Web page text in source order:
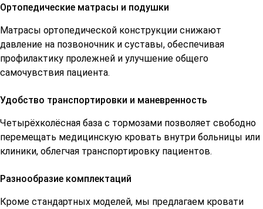
Ортопедические матрасы и подушки
Матрасы ортопедической конструкции снижают
давление на позвоночник и суставы, обеспечивая
профилактику пролежней и улучшение общего
самочувствия пациента.
Удобство транспортировки и маневренность
Четырёхколёсная база с тормозами позволяет свободно
перемещать медицинскую кровать внутри больницы или
клиники, облегчая транспортировку пациентов.
Разнообразие комплектаций
Кроме стандартных моделей, мы предлагаем кровати